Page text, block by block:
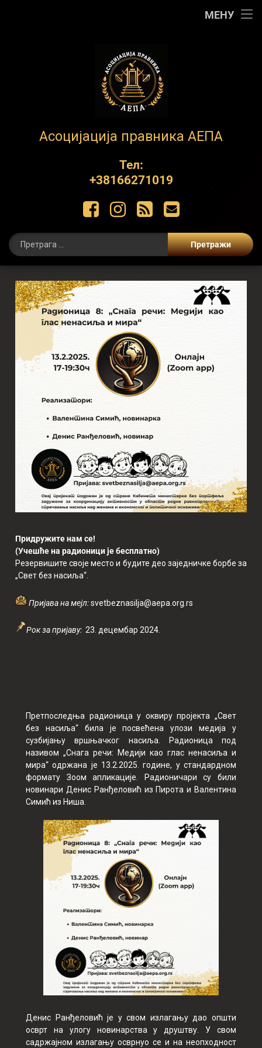
МЕНУ
АЕПА
Асоцијација правника АЕПА
Тел:
+38166271019
ФацебоокИнстаграм
РСС Е-маил
Придружитенам се!
(Учешће на радионици је бесплатно)
Резервишите своје место и будите део заједничке борбе за
„Свет без насиља“.
Пријаванамејл:svetbeznasilja@aepa.org.rs
Рокзапријаву: 23. децембар 2024.
Претпоследња радионица у оквиру пројекта „Свет
без насиља“ била је посвећена улози медија у
сузбијању вршњачког насиља. Радионица под
називом „Снага речи: Медији као глас ненасиља и
мира“ одржана је 13.2.2025. године, у стандардном
формату Зоом апликације. Радионичари су били
новинари Денис Ранђеловић из Пирота и Валентина
Симић из Ниша.
Денис Ранђеловић је у свом излагању дао општи
осврт на улогу новинарства у друштву. У свом
садржајном излагању осврнуо се и на неопходност